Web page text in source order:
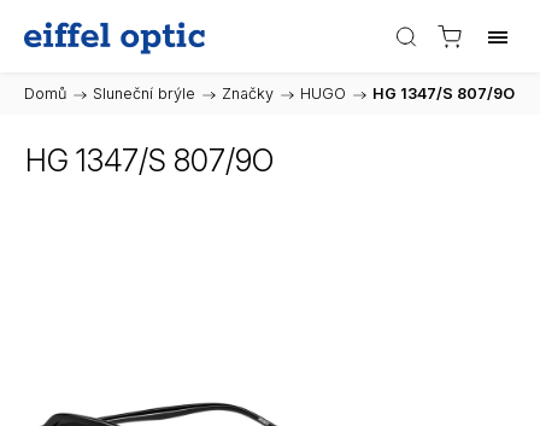
Domů / Sluneční brýle / Značky / HUGO / HG 1347/S 807/9O
HG 1347/S 807/9O